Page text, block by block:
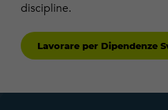
discipline.
Lavorare per Dipendenze